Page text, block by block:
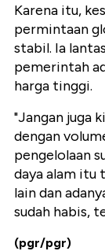
Karena itu,
permintaan
stabil. Ia
pemerintah
harga tinggi.
"Jangan juga
dengan
pengelolaan
daya alam itu
lain dan
sudah habis,
(pgr/pgr)